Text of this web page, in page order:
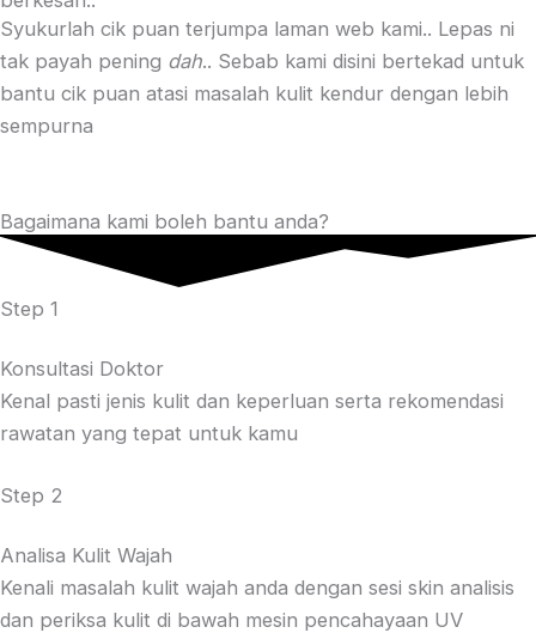
Syukurlah cik puan terjumpa laman web kami.. Lepas ni
tak payah pening dah.. Sebab kami disini bertekad untuk
bantu cik puan atasi masalah kulit kendur dengan lebih
sempurna
Bagaimana kami boleh bantu anda?
Step 1
Konsultasi Doktor
Kenal pasti jenis kulit dan keperluan serta rekomendasi
rawatan yang tepat untuk kamu
Step 2
Analisa Kulit Wajah
Kenali masalah kulit wajah anda dengan sesi skin analisis
dan periksa kulit di bawah mesin pencahayaan UV